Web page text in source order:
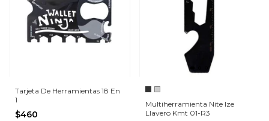
Tarjeta De Herramientas 18 En
1
$460
Multiherramienta Nite Ize
Llavero Kmt 01-R3